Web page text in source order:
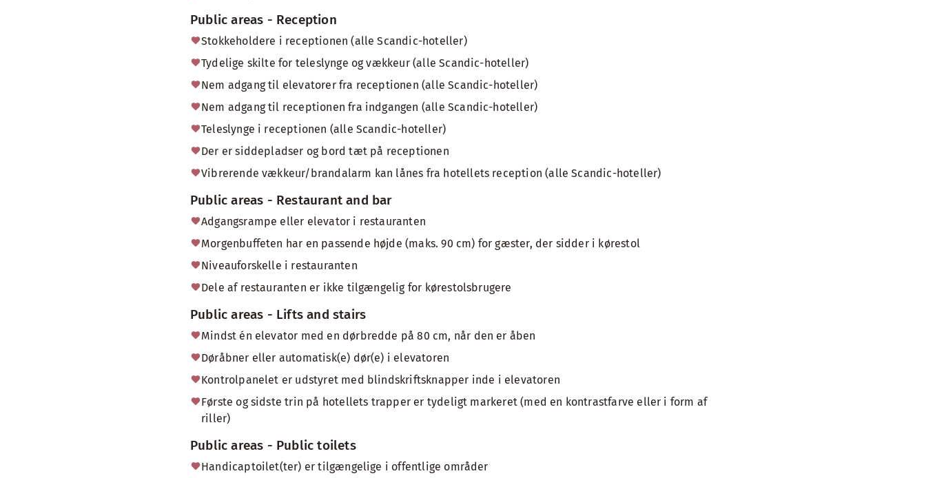
Public areas - Reception
Stokkeholdere i receptionen (alle Scandic-hoteller)
Tydelige skilte for teleslynge og vækkeur (alle Scandic-hoteller)
Nem adgang til elevatorer fra receptionen (alle Scandic-hoteller)
Nem adgang til receptionen fra indgangen (alle Scandic-hoteller)
Teleslynge i receptionen (alle Scandic-hoteller)
Der er siddepladser og bord tæt på receptionen
Vibrerende vækkeur/brandalarm kan lånes fra hotellets reception (alle Scandic-hoteller)
Public areas - Restaurant and bar
Adgangsrampe eller elevator i restauranten
Morgenbuffeten har en passende højde (maks. 90 cm) for gæster, der sidder i kørestol
Niveauforskelle i restauranten
Dele af restauranten er ikke tilgængelig for kørestolsbrugere
Public areas - Lifts and stairs
Mindst én elevator med en dørbredde på 80 cm, når den er åben
Døråbner eller automatisk(e) dør(e) i elevatoren
Kontrolpanelet er udstyret med blindskriftsknapper inde i elevatoren
Første og sidste trin på hotellets trapper er tydeligt markeret (med en kontrastfarve eller i form af
riller)
Public areas - Public toilets
Handicaptoilet(ter) er tilgængelige i offentlige områder